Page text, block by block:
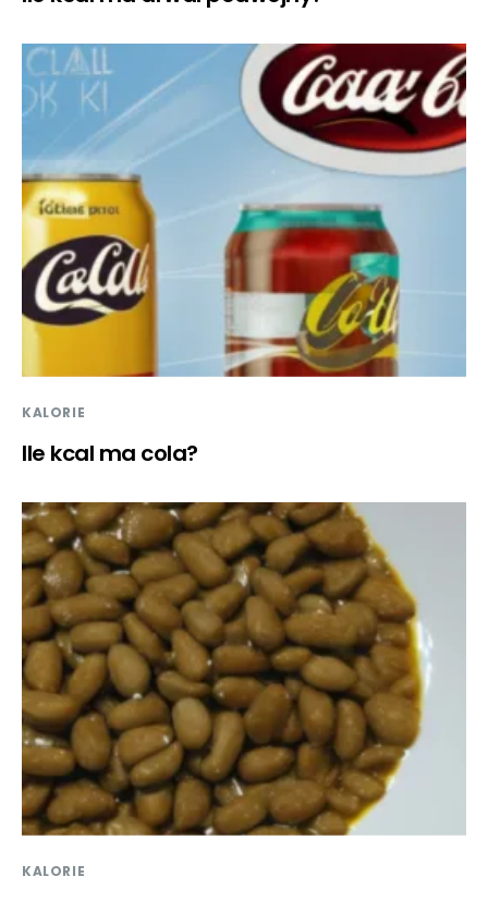
KALORIE
Ile kcal ma cola?
KALORIE